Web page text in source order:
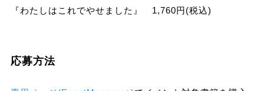
『わたしはこれでやせました』 1,760円(税込)
応募方法